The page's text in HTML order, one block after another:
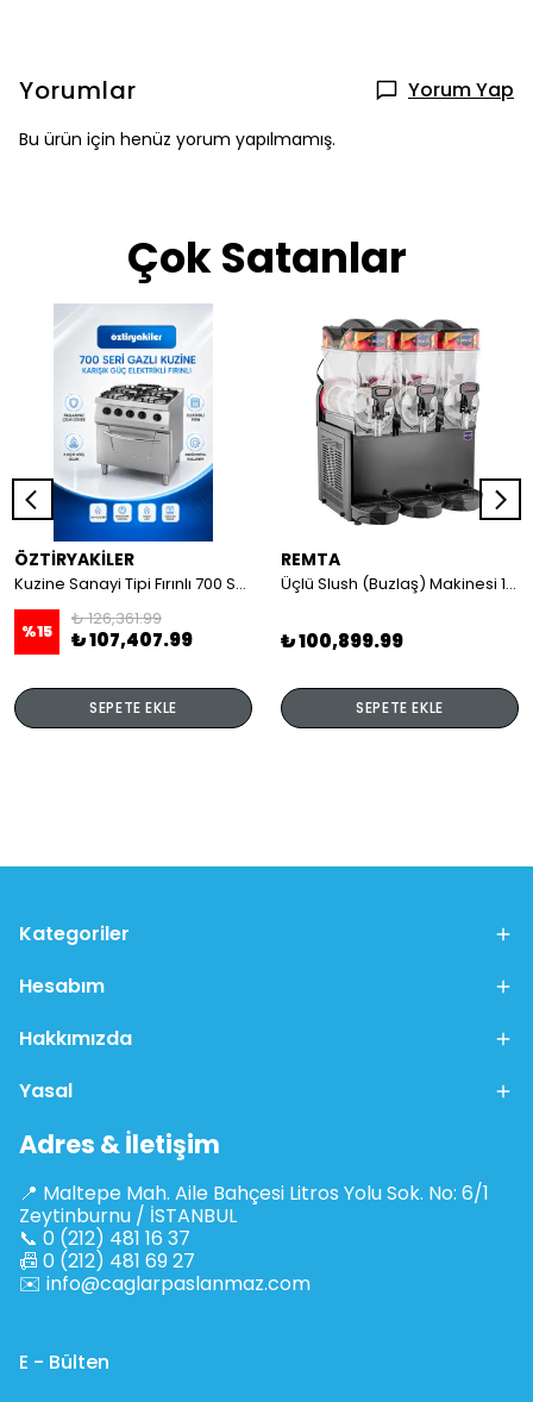
Yorumlar Yorum Yap
Bu ürün için henüz yorum yapılmamış.
Çok Satanlar
ÖZTİRYAKİLER
Kuzine Sanayi Tipi Fırınlı 700 Seri Gazlı 4 Açık Ateş 80x70x85 (Lp)-2X6Kw+2X7,5Kw+6Kw Elektrikli Fırın
%15
₺ 126,361.99
₺ 107,407.99
SEPETE EKLE
REMTA
Üçlü Slush (Buzlaş) Makinesi 12+12+12 lt
₺ 100,899.99
SEPETE EKLE
Kategoriler
Hesabım
Hakkımızda
Yasal
Adres & İletişim
📍 Maltepe Mah. Aile Bahçesi Litros Yolu Sok. No: 6/1
Zeytinburnu / İSTANBUL
📞 0 (212) 481 16 37
📠 0 (212) 481 69 27
✉️ info@caglarpaslanmaz.com
E - Bülten